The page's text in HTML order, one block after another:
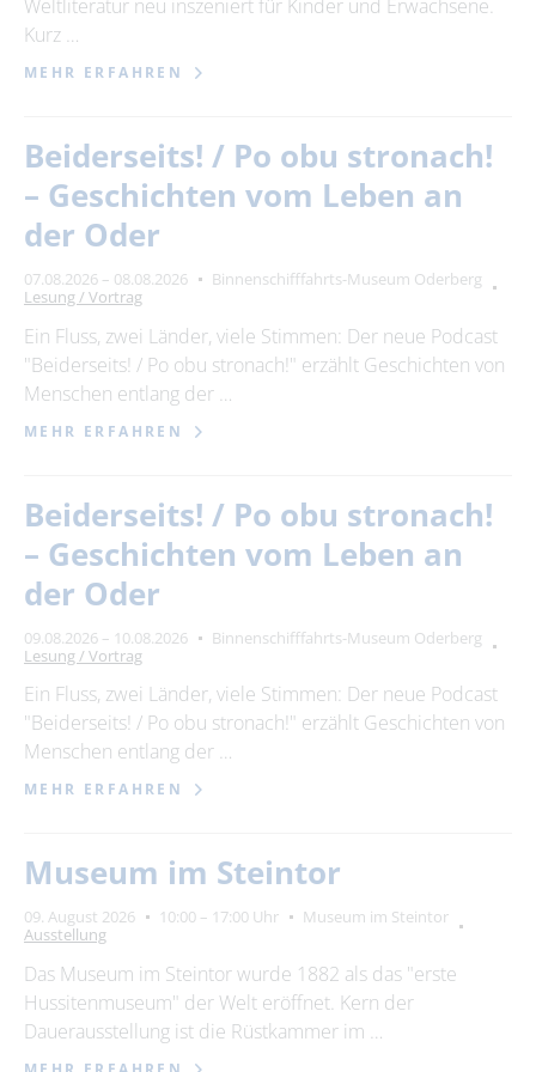
Weltliteratur neu inszeniert für Kinder und Erwachsene.
Kurz …
MEHR ERFAHREN
Beiderseits! / Po obu stronach!
– Geschichten vom Leben an
der Oder
07.08.2026 – 08.08.2026
Binnenschifffahrts-Museum Oderberg
Lesung / Vortrag
Ein Fluss, zwei Länder, viele Stimmen: Der neue Podcast
"Beiderseits! / Po obu stronach!" erzählt Geschichten von
Menschen entlang der …
MEHR ERFAHREN
Beiderseits! / Po obu stronach!
– Geschichten vom Leben an
der Oder
09.08.2026 – 10.08.2026
Binnenschifffahrts-Museum Oderberg
Lesung / Vortrag
Ein Fluss, zwei Länder, viele Stimmen: Der neue Podcast
"Beiderseits! / Po obu stronach!" erzählt Geschichten von
Menschen entlang der …
MEHR ERFAHREN
Museum im Steintor
09. August 2026 10:00 – 17:00 Uhr
Museum im Steintor
Ausstellung
Das Museum im Steintor wurde 1882 als das "erste
Hussitenmuseum" der Welt eröffnet. Kern der
Dauerausstellung ist die Rüstkammer im …